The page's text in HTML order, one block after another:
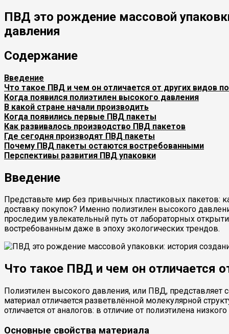
ПВД это рождение массовой
давления
Содержание
Введение
Что такое ПВД и чем он отличается от других видов
Когда появился полиэтилен высокого давления
В какой стране начали производить
Когда появились первые ПВД пакеты
Как развивалось производство ПВД пакетов
Где сегодня производят ПВД пакеты
Почему ПВД пакеты остаются востребованными
Перспективы развития ПВД упаковки
Введение
Представьте мир без привычных пластиковых пакетов:
доставку покупок? Именно полиэтилен высокого
проследим увлекательный путь от лабораторных
востребованным даже в эпоху экологических трендов.
Что такое ПВД и чем он отличается
Полиэтилен высокого давления, или ПВД, представляет
материал отличается разветвлённой молекулярной
отличается от аналогов: в отличие от полиэтилена
Основные свойства материала